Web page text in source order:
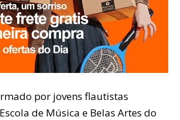
por jovens flautistas
de Música e Belas Artes do